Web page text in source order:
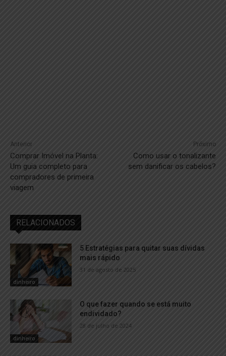
Anterior
Comprar Imóvel na Planta:
Um guia completo para
compradores de primeira
viagem
Próximo
Como usar o tonalizante
sem danificar os cabelos?
RELACIONADOS
dinheiro
5 Estratégias para quitar suas dívidas
mais rápido
31 de agosto de 2025
dinheiro
O que fazer quando se está muito
endividado?
28 de julho de 2024